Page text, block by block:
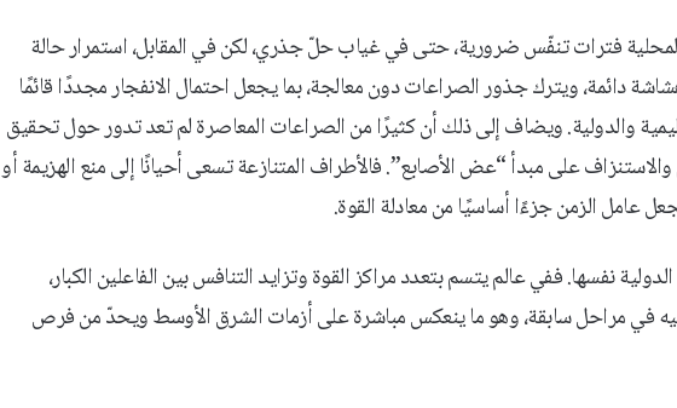
فترات تنفّس ضرورية، حتى في غياب حلّ جذري، لكن في المقابل، استمرار حالة
دائمة، ويترك جذور الصراعات دون معالجة، بما يجعل احتمال الانفجار مجددًا قائمًا
والدولية. ويضاف إلى ذلك أن كثيرًا من الصراعات المعاصرة لم تعد تدور حول تحقيق
على مبدأ “عض الأصابع”. فالأطراف المتنازعة تسعى أحيانًا إلى منع الهزيمة أو
عامل الزمن جزءًا أساسيًا من معادلة القوة.
نفسها. ففي عالم يتسم بتعدد مراكز القوة وتزايد التنافس بين الفاعلين الكبار،
في مراحل سابقة، وهو ما ينعكس مباشرة على أزمات الشرق الأوسط ويحدّ من فرص